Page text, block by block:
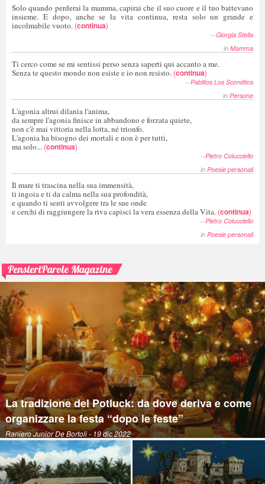
Solo quando perderai la mamma, capirai che il suo cuore e il tuo battevano
insieme. E dopo, anche se la vita continua, resta solo un grande e
incolmabile vuoto. (continua)
--Giorgia Stella
in Mamma
Ti cerco come se mi sentissi perso senza saperti qui accanto a me.
Senza te questo mondo non esiste e io non resisto. (continua)
--Pablitos Los Sconditos
in Persone
L'agonia altrui dilania l'anima,
da sempre l'agonia finisce in abbandono e forzata quiete,
non c'è mai vittoria nella lotta, né trionfo.
L'agonia ha bisogno dei mortali e non è per tutti,
ma solo... (continua)
--Pietro Colucciello
in Poesie personali
Il mare ti trascina nella sua immensità,
ti ingoia e ti da calma nella sua profondità,
e quando ti senti avvolgere tra le sue onde
e cerchi di raggiungere la riva capisci la vera essenza della Vita. (continua)
--Pietro Colucciello
in Poesie personali
PensieriParole Magazine
La tradizione del Potluck: da dove deriva e come
organizzare la festa “dopo le feste”
Raniero Junior De Bortoli- 19 dic 2022